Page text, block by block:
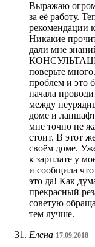
Выражаю
за её работу.
рекомендации
Никакие
дали мне
поверьте
проблем и это
начала
между
доме и
мне точно не
стоит. В этот
своём доме.
к зарплате у
и сообщила что
это да! Как
прекрасный
советую
тем лучше.
Елена 17.09.2018